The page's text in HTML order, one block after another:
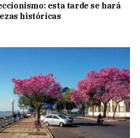
esta tarde se hará
históricas